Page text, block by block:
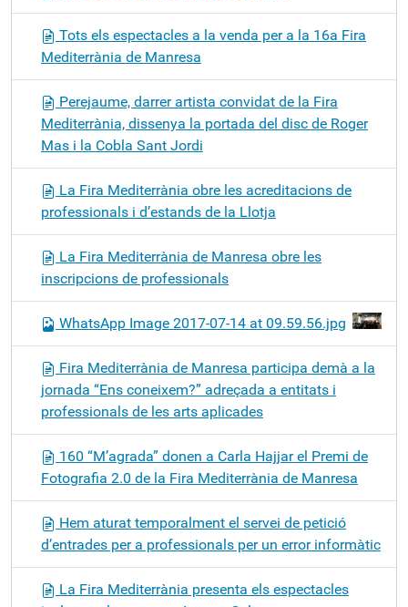
Tots els espectacles a la venda per a la 16a Fira
Mediterrània de Manresa
Perejaume, darrer artista convidat de la Fira
Mediterrània, dissenya la portada del disc de Roger
Mas i la Cobla Sant Jordi
La Fira Mediterrània obre les acreditacions de
professionals i d’estands de la Llotja
La Fira Mediterrània de Manresa obre les
inscripcions de professionals
WhatsApp Image 2017-07-14 at 09.59.56.jpg
Fira Mediterrània de Manresa participa demà a la
jornada “Ens coneixem?” adreçada a entitats i
professionals de les arts aplicades
160 “M’agrada” donen a Carla Hajjar el Premi de
Fotografia 2.0 de la Fira Mediterrània de Manresa
Hem aturat temporalment el servei de petició
d’entrades per a professionals per un error informàtic
La Fira Mediterrània presenta els espectacles